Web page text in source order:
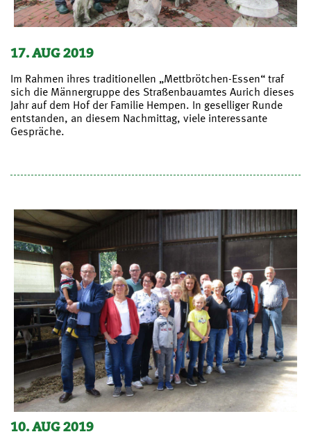
17. AUG 2019
Im Rahmen ihres traditionellen „Mettbrötchen-Essen“ traf
sich die Männergruppe des Straßenbauamtes Aurich dieses
Jahr auf dem Hof der Familie Hempen. In geselliger Runde
entstanden, an diesem Nachmittag, viele interessante
Gespräche.
10. AUG 2019